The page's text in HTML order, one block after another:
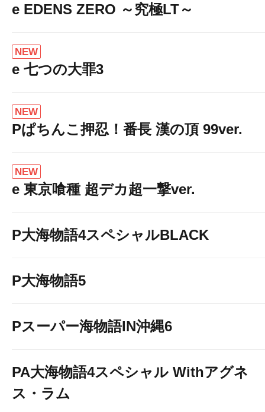
e EDENS ZERO ～究極LT～
NEW
e 七つの大罪3
NEW
Pぱちんこ押忍！番長 漢の頂 99ver.
NEW
e 東京喰種 超デカ超一撃ver.
P大海物語4スペシャルBLACK
P大海物語5
Pスーパー海物語IN沖縄6
PA大海物語4スペシャル Withアグネ
ス・ラム